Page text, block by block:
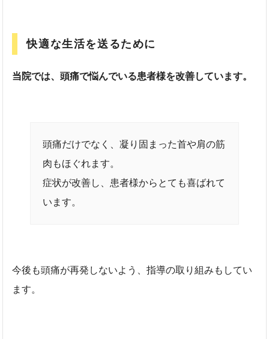
快適な生活を送るために
当院では、頭痛で悩んでいる患者様を改善しています。
頭痛だけでなく、凝り固まった首や肩の筋
肉もほぐれます。
症状が改善し、患者様からとても喜ばれて
います。
今後も頭痛が再発しないよう、指導の取り組みもしてい
ます。